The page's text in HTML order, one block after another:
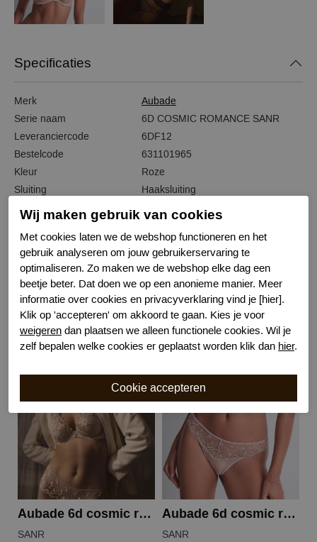
Specificaties
Merk
Aubade
Serie naam
6D COSMIC ROMANCE SANR
Leveranciercode
6DF12
Bestelcode
631101965
Kleur
Roze
Sluiting
Haaksluiting
Wasvoorschrift
Nachtmode
Kenmerk
Niet voorgevormd met beugel
Draagoptie
Valt weg onder wit
Gerelateerde producten
Aubade 6d cosmic romance voorgevormde bh
SANR
Aubade 6d cosmic romance string
SANR
Wij maken gebruik van cookies
Met cookies laten we de webshop functioneren en het
gebruik analyseren om jouw gebruikerservaring te
optimaliseren. Zo maken we de webshop elke dag een
beetje beter. Dat doen we op een anonieme manier. Meer
informatie over cookies en privacyverklaring vind je [hier].
Klik op 'accepteren' om akkoord te gaan. Kies je voor
weigeren dan plaatsen we alleen functionele cookies. Wil je
zelf bepalen welke cookies er geplaatst worden klik dan hier.